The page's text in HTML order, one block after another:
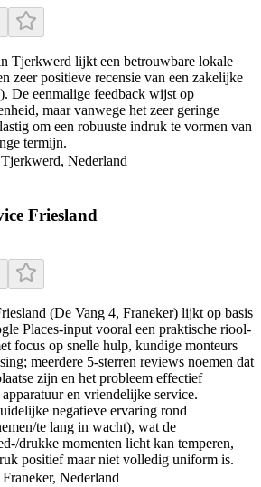
Tjerkwerd lijkt een betrouwbare lokale
zeer positieve recensie van een zakelijke
De eenmalige feedback wijst op
maar vanwege het zeer geringe
om een robuuste indruk te vormen van
termijn.
Nederland
Friesland
(De Vang 4, Franeker) lijkt op basis
Places-input vooral een praktische riool-
focus op snelle hulp, kundige monteurs
meerdere 5-sterren reviews noemen dat
zijn en het probleem effectief
en vriendelijke service.
negatieve ervaring rond
te lang in wacht), wat de
drukke momenten licht kan temperen,
positief maar niet volledig uniform is.
Nederland